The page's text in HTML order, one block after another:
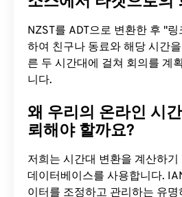
NZST를 ADT으로 변환한 후 "
하여 친구나 동료와 해당 시간
른 두 시간대에 걸쳐 회의를 계
니다.
왜 우리의 온라인 시
뢰해야 할까요?
저희는 시간대 변환을 계산하기
데이터베이스를 사용합니다.
이터를 조정하고 관리하는 유